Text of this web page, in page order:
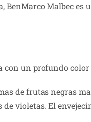
BenMarco Malbec
con un profundo
de frutas negras
violetas. El